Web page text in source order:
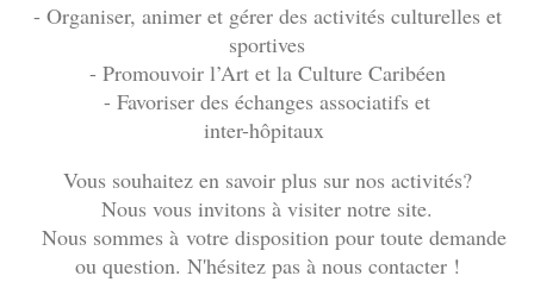
- Organiser, animer et gérer des activités culturelles et
sportives
- Promouvoir l’Art et la Culture Caribéen
- Favoriser des échanges associatifs et
inter-hôpitaux
Vous souhaitez en savoir plus sur nos activités?
Nous vous invitons à visiter notre site.
Nous sommes à votre disposition pour toute demande
ou question. N'hésitez pas à nous contacter !